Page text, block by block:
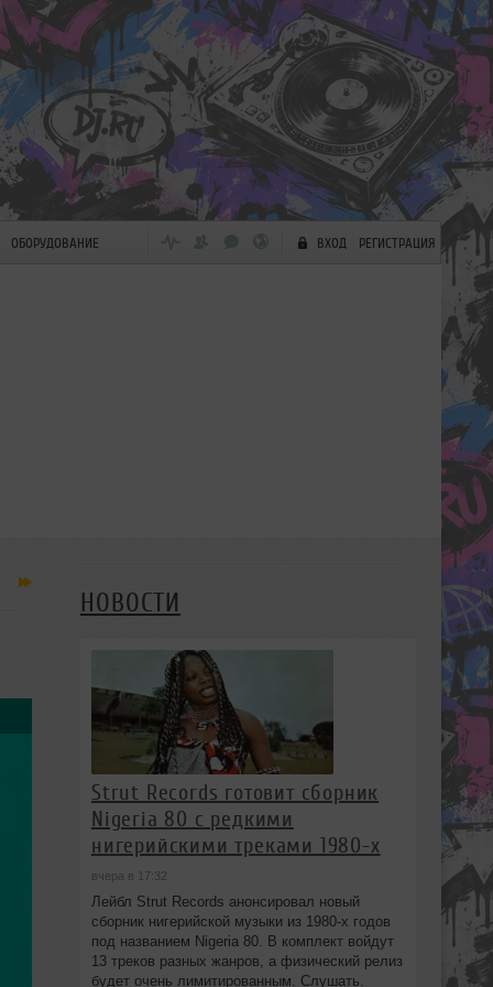
ОБОРУДОВАНИЕ ВХОД РЕГИСТРАЦИЯ
НОВОСТИ
Strut Records готовит сборник
Nigeria 80 с редкими
нигерийскими треками 1980-х
вчера в 17:32
Лейбл Strut Records анонсировал новый
сборник нигерийской музыки из 1980-х годов
под названием Nigeria 80. В комплект войдут
13 треков разных жанров, а физический релиз
будет очень лимитированным. Слушать.